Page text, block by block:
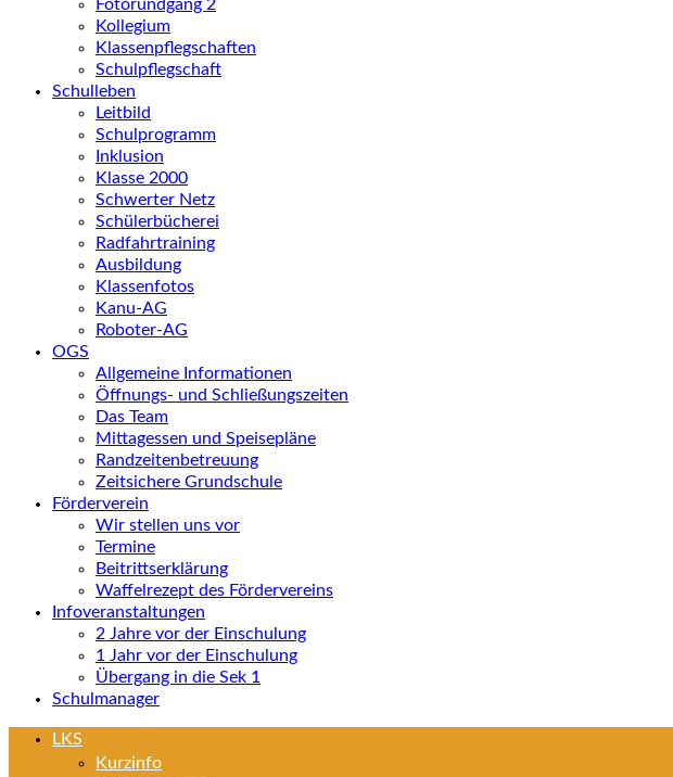
Fotorundgang 2
Kollegium
Klassenpflegschaften
Schulpflegschaft
Schulleben
Leitbild
Schulprogramm
Inklusion
Klasse 2000
Schwerter Netz
Schülerbücherei
Radfahrtraining
Ausbildung
Klassenfotos
Kanu-AG
Roboter-AG
OGS
Allgemeine Informationen
Öffnungs- und Schließungszeiten
Das Team
Mittagessen und Speisepläne
Randzeitenbetreuung
Zeitsichere Grundschule
Förderverein
Wir stellen uns vor
Termine
Beitrittserklärung
Waffelrezept des Fördervereins
Infoveranstaltungen
2 Jahre vor der Einschulung
1 Jahr vor der Einschulung
Übergang in die Sek 1
Schulmanager
LKS
Kurzinfo